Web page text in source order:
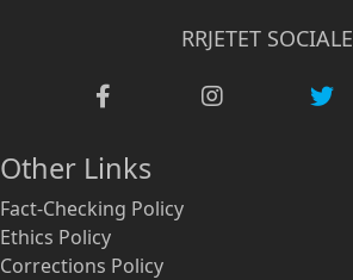
RRJETET SOCIALE
Other Links
Fact-Checking Policy
Ethics Policy
Corrections Policy